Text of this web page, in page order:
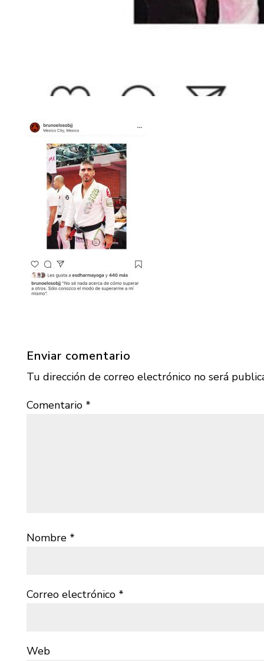
Enviar comentario
Tu dirección de correo electrónico no será
Comentario *
Nombre *
Correo electrónico *
Web